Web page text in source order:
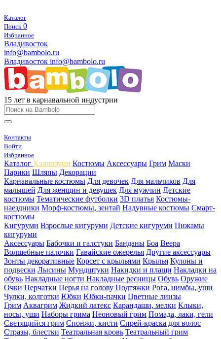
Каталог
Поиск 0
Избранное
Владивосток
info@bambolo.ru
Владивосток info@bambolo.ru
15 лет в карнавальной индустрии
Контакты
Войти
Избранное
Каталог Хэлллоуин Костюмы Аксессуары Грим Маски
Парики Шляпы Декорации
Карнавальные костюмы Для девочек Для мальчиков Для
малышей Для женщин и девушек Для мужчин Детские
костюмы Тематические футболки 3D платья Костюмы-
наездники Морф-костюмы, зентай Надувные костюмы Смарт-
костюмы
Кигуруми Взрослые кигуруми Детские кигуруми Пижамы
кигуруми
Аксессуары Бабочки и галстуки Банданы Боа Веера
Волшебные палочки Гавайские ожерелья Другие аксессуары
Зонты декоративные Корсет с крыльями Крылья Кулоны и
подвески Лысины Мундштуки Накидки и плащи Накладки на
обувь Накладные ногти Накладные ресницы Обувь Оружие
Очки Перчатки Перья на голову Подтяжки Рога, нимбы, уши
Чулки, колготки Юбки Юбки-пачки Цветные линзы
Грим Аквагрим Жидкий латекс Карандаши, мелки Клыки,
носы, уши Наборы грима Неоновый грим Помада, лаки, гели
Светящийся грим Спонжи, кисти Спрей-краска для волос
Стразы, блестки Театральная кровь Театральный грим